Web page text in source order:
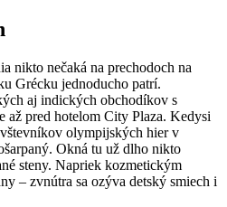
nikto nečaká na prechodoch na
Grécku jednoducho patrí.
aj indických obchodíkov s
až pred hotelom City Plaza. Kedysi
olympijských hier v
Okná tu už dlho nikto
steny. Napriek kozmetickým
– zvnútra sa ozýva detský smiech i